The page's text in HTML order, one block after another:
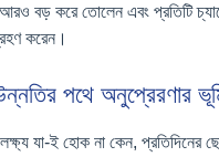
বড় করে তোলেন এবং প্রতিটি
করেন।
পথে অনুপ্রেরণার
যা-ই হোক না কেন, প্রতিদিনের